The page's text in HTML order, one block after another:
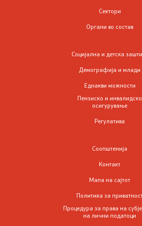
Систем на пензиското и
Договори за социјално
Регистар на права и услуги од
и инвалидското осигурување
ЧПП од областа на пензиското и
Сектори
Органи во состав
Социјална и детска
Демографија и млади
Еднакви можности
Пензиско и инвалидско
осигурување
Регулатива
Соопштенија
Контакт
Мапа на сајтот
Политика за
Процедура за права на
на лични податоци